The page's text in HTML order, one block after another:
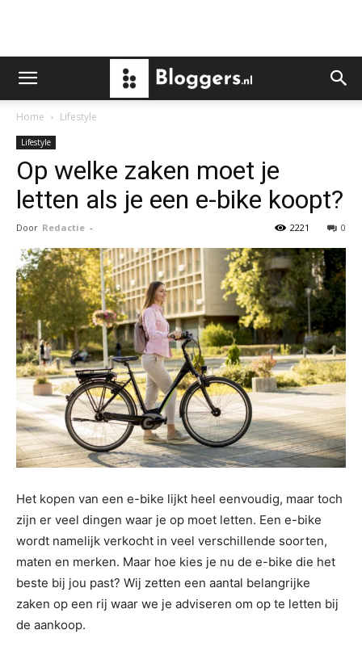
Home Lifestyle
Lifestyle
Op welke zaken moet je
letten als je een e-bike koopt?
Door Redactie - 0
2221
Het kopen van een e-bike lijkt heel eenvoudig, maar toch
zijn er veel dingen waar je op moet letten. Een e-bike
wordt namelijk verkocht in veel verschillende soorten,
maten en merken. Maar hoe kies je nu de e-bike die het
beste bij jou past? Wij zetten een aantal belangrijke
zaken op een rij waar we je adviseren om op te letten bij
de aankoop.